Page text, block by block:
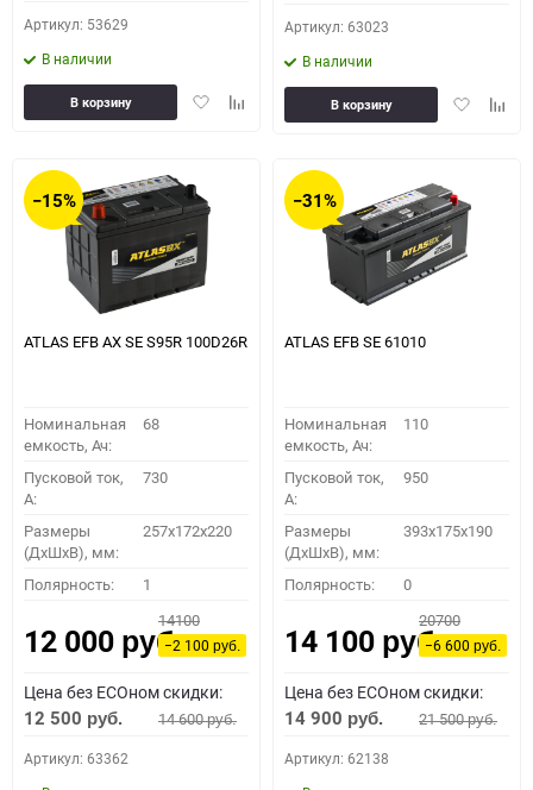
Артикул: 53629
В наличии
ДобавитьДобавить
В корзину
Артикул: 63023
В наличии
Добавить
В корзину
−15%
ATLAS EFB AX SE S95R 100D26R
Номинальная
емкость, Ач:
68
Пусковой ток,
A:
730
Размеры
(ДхШхВ), мм:
257x172x220
Полярность: 1
12 000 руб.
14100
−2 100руб.
Цена без ECOном скидки:
12 500 руб. 14 600руб.
Артикул: 63362
−31%
ATLAS EFB SE 61010
Номинальная
емкость, Ач:
110
Пусковой ток,
A:
950
Размеры
(ДхШхВ), мм:
393x175x190
Полярность: 0
14 100 руб.
20700
−6 600руб.
Цена без ECOном скидки:
14 900 руб. 21 500руб.
Артикул: 62138